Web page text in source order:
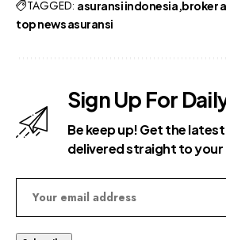
TAGGED: asuransi indonesia broker
top news asuransi
Sign Up For
Be keep up! Get the
delivered straight to your